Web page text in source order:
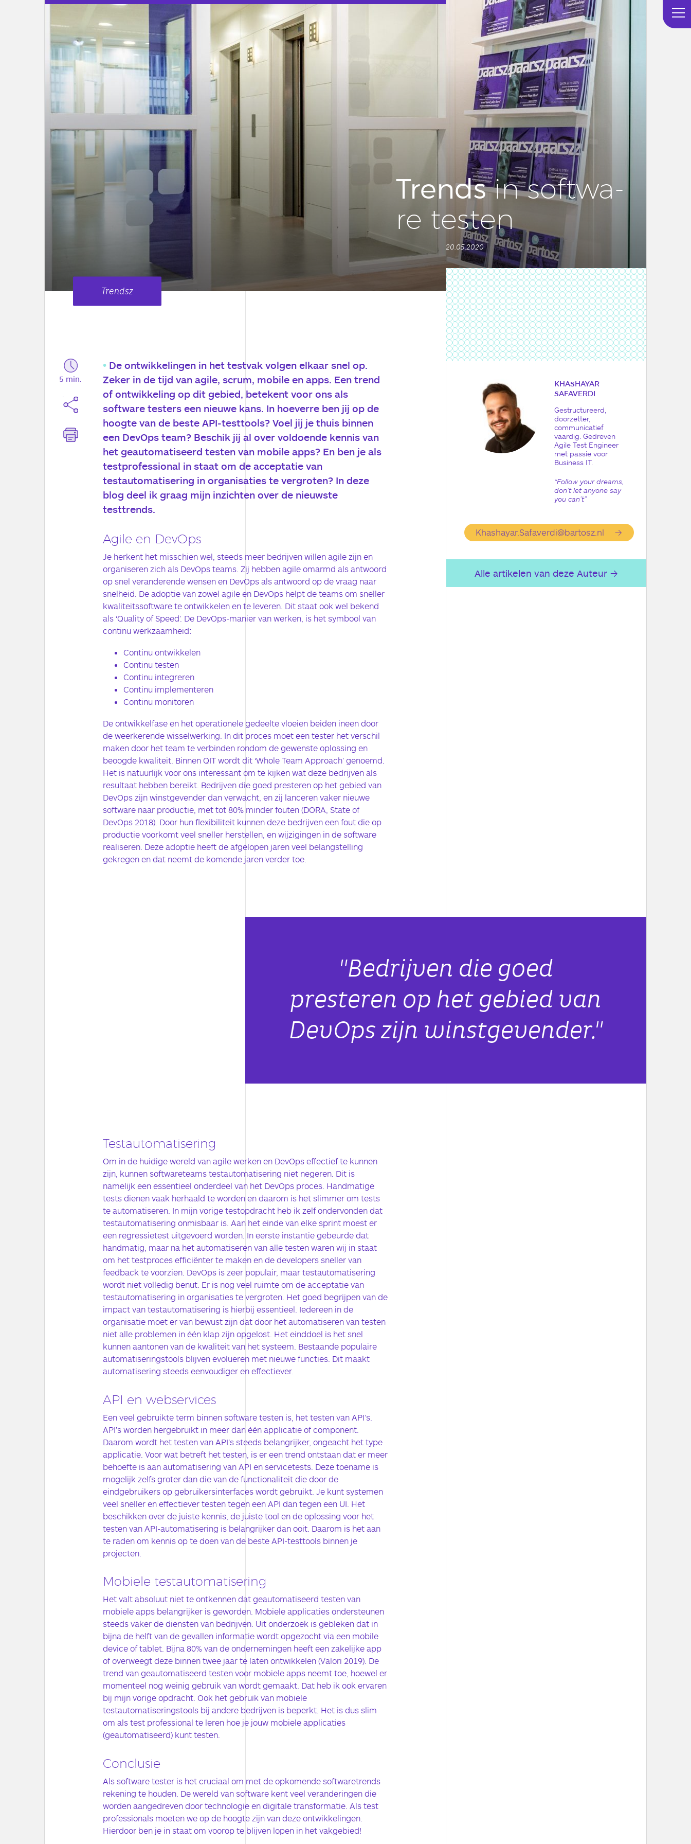
Trendsin soft­wa­
re testen
20.05.2020
Trendsz
5 min.
De ontwikkelingen in het testvak volgen elkaar snel op.
Zeker in de tijd van agile, scrum, mobile en apps. Een trend
of ontwikkeling op dit gebied, betekent voor ons als
software testers een nieuwe kans. In hoeverre ben jij op de
hoogte van de beste API-testtools? Voel jij je thuis binnen
een DevOps team? Beschik jij al over voldoende kennis van
het geautomatiseerd testen van mobile apps? En ben je als
testprofessional in staat om de acceptatie van
testautomatisering in organisaties te vergroten? In deze
blog deel ik graag mijn inzichten over de nieuwste
testtrends.
Agile en DevOps
Je herkent het misschien wel, steeds meer bedrijven willen agile zijn en
organiseren zich als DevOps teams. Zij hebben agile omarmd als antwoord
op snel veranderende wensen en DevOps als antwoord op de vraag naar
snelheid. De adoptie van zowel agile en DevOps helpt de teams om sneller
kwaliteitssoftware te ontwikkelen en te leveren. Dit staat ook wel bekend
als ‘Quality of Speed’. De DevOps-manier van werken, is het symbool van
continu werkzaamheid:
Continu ontwikkelen
Continu testen
Continu integreren
Continu implementeren
Continu monitoren
De ontwikkelfase en het operationele gedeelte vloeien beiden ineen door
de weerkerende wisselwerking. In dit proces moet een tester het verschil
maken door het team te verbinden rondom de gewenste oplossing en
beoogde kwaliteit. Binnen QIT wordt dit ‘Whole Team Approach’ genoemd.
Het is natuurlijk voor ons interessant om te kijken wat deze bedrijven als
resultaat hebben bereikt. Bedrijven die goed presteren op het gebied van
DevOps zijn winstgevender dan verwacht, en zij lanceren vaker nieuwe
software naar productie, met tot 80% minder fouten (DORA, State of
DevOps 2018). Door hun flexibiliteit kunnen deze bedrijven een fout die op
productie voorkomt veel sneller herstellen, en wijzigingen in de software
realiseren. Deze adoptie heeft de afgelopen jaren veel belangstelling
gekregen en dat neemt de komende jaren verder toe.
KHASHAYAR
SAFAVERDI
Gestructureerd,
doorzetter,
communicatief
vaardig. Gedreven
Agile Test Engineer
met passie voor
Business IT.
“Follow your dreams,
don’t let anyone say
you can’t”
Khashayar.Safaverdi@bartosz.nl
Alle artikelen van deze Auteur
"Bedrijven die goed
presteren op het gebied van
DevOps zijn winstgevender."
Testautomatisering
Om in de huidige wereld van agile werken en DevOps effectief te kunnen
zijn, kunnen softwareteams testautomatisering niet negeren. Dit is
namelijk een essentieel onderdeel van het DevOps proces. Handmatige
tests dienen vaak herhaald te worden en daarom is het slimmer om tests
te automatiseren. In mijn vorige testopdracht heb ik zelf ondervonden dat
testautomatisering onmisbaar is. Aan het einde van elke sprint moest er
een regressietest uitgevoerd worden. In eerste instantie gebeurde dat
handmatig, maar na het automatiseren van alle testen waren wij in staat
om het testproces efficiënter te maken en de developers sneller van
feedback te voorzien. DevOps is zeer populair, maar testautomatisering
wordt niet volledig benut. Er is nog veel ruimte om de acceptatie van
testautomatisering in organisaties te vergroten. Het goed begrijpen van de
impact van testautomatisering is hierbij essentieel. Iedereen in de
organisatie moet er van bewust zijn dat door het automatiseren van testen
niet alle problemen in één klap zijn opgelost. Het einddoel is het snel
kunnen aantonen van de kwaliteit van het systeem. Bestaande populaire
automatiseringstools blijven evolueren met nieuwe functies. Dit maakt
automatisering steeds eenvoudiger en effectiever.
API en webservices
Een veel gebruikte term binnen software testen is, het testen van API’s.
API’s worden hergebruikt in meer dan één applicatie of component.
Daarom wordt het testen van API’s steeds belangrijker, ongeacht het type
applicatie. Voor wat betreft het testen, is er een trend ontstaan dat er meer
behoefte is aan automatisering van API en servicetests. Deze toename is
mogelijk zelfs groter dan die van de functionaliteit die door de
eindgebruikers op gebruikersinterfaces wordt gebruikt. Je kunt systemen
veel sneller en effectiever testen tegen een API dan tegen een UI. Het
beschikken over de juiste kennis, de juiste tool en de oplossing voor het
testen van API-automatisering is belangrijker dan ooit. Daarom is het aan
te raden om kennis op te doen van de beste API-testtools binnen je
projecten.
Mobiele testautomatisering
Het valt absoluut niet te ontkennen dat geautomatiseerd testen van
mobiele apps belangrijker is geworden. Mobiele applicaties ondersteunen
steeds vaker de diensten van bedrijven. Uit onderzoek is gebleken dat in
bijna de helft van de gevallen informatie wordt opgezocht via een mobile
device of tablet. Bijna 80% van de ondernemingen heeft een zakelijke app
of overweegt deze binnen twee jaar te laten ontwikkelen (Valori 2019). De
trend van geautomatiseerd testen voor mobiele apps neemt toe, hoewel er
momenteel nog weinig gebruik van wordt gemaakt. Dat heb ik ook ervaren
bij mijn vorige opdracht. Ook het gebruik van mobiele
testautomatiseringstools bij andere bedrijven is beperkt. Het is dus slim
om als test professional te leren hoe je jouw mobiele applicaties
(geautomatiseerd) kunt testen.
Conclusie
Als software tester is het cruciaal om met de opkomende softwaretrends
rekening te houden. De wereld van software kent veel veranderingen die
worden aangedreven door technologie en digitale transformatie. Als test
professionals moeten we op de hoogte zijn van deze ontwikkelingen.
Hierdoor ben je in staat om voorop te blijven lopen in het vakgebied!